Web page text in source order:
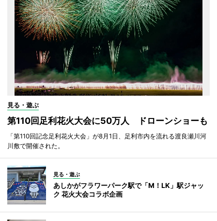
見る・遊ぶ
第110回足利花火大会に50万人 ドローンショーも
「第110回記念足利花火大会」が8月1日、足利市内を流れる渡良瀬川河
川敷で開催された。
見る・遊ぶ
あしかがフラワーパーク駅で「M！LK」駅ジャッ
ク 花火大会コラボ企画